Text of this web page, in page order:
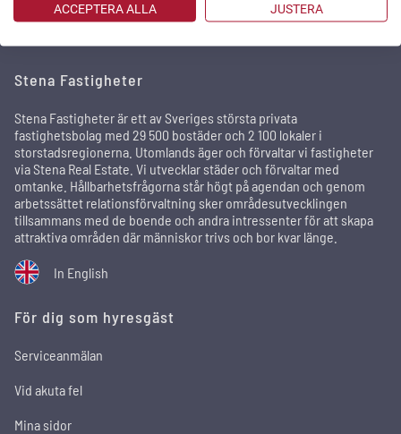
Stena Fastigheter
Stena Fastigheter är ett av Sveriges största privata
fastighetsbolag med 29 500 bostäder och 2 100 lokaler i
storstadsregionerna. Utomlands äger och förvaltar vi fastigheter
via Stena Real Estate. Vi utvecklar städer och förvaltar med
omtanke. Hållbarhetsfrågorna står högt på agendan och genom
arbetssättet relationsförvaltning sker områdesutvecklingen
tillsammans med de boende och andra intressenter för att skapa
attraktiva områden där människor trivs och bor kvar länge.
In English
För dig som hyresgäst
Serviceanmälan
Vid akuta fel
Mina sidor
ACCEPTERA ALLA JUSTERA